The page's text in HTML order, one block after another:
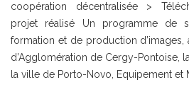
coopération décentralisée >
projet réalisé Un programme de
formation et de production d’images,
d’Agglomération de Cergy-Pontoise,
la ville de Porto-Novo, Equipement et